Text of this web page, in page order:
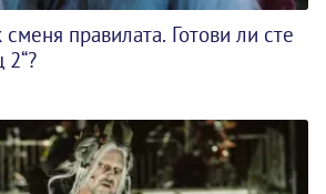
правилата. Готови ли сте
2“?